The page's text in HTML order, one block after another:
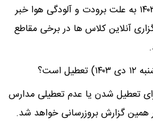
تهران فردا چهارشنبه ۱۲ دی ۱۴۰۳ به علت برودت و آلودگی هوا خبر
آنلاین کلاس ها در برخی مقاطع
است؟
تعطیل شدن یا عدم تعطیلی مدارس